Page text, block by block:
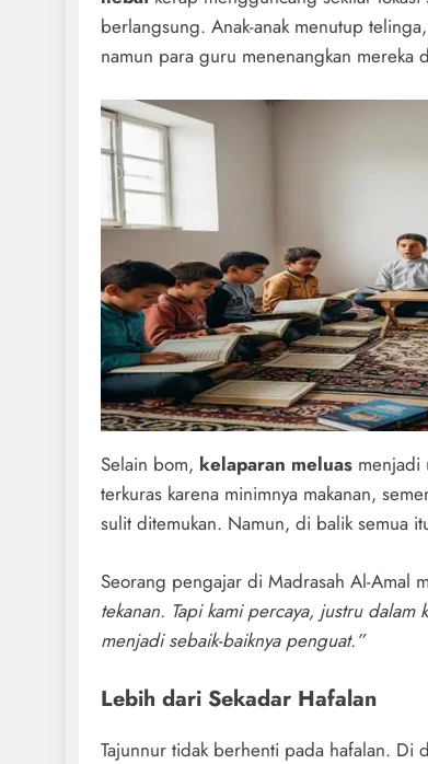
berlangsung. Anak-anak menutup
namun para guru menenangkan mereka
Selain bom, kelaparan meluas menjadi
terkuras karena minimnya makanan,
sulit ditemukan. Namun, di balik semua
Seorang pengajar di Madrasah Al-Amal
tekanan. Tapi kami percaya, justru
menjadi sebaik-baiknya penguat.”
Lebih dari Sekadar Hafalan
Tajunnur tidak berhenti pada hafalan. Di